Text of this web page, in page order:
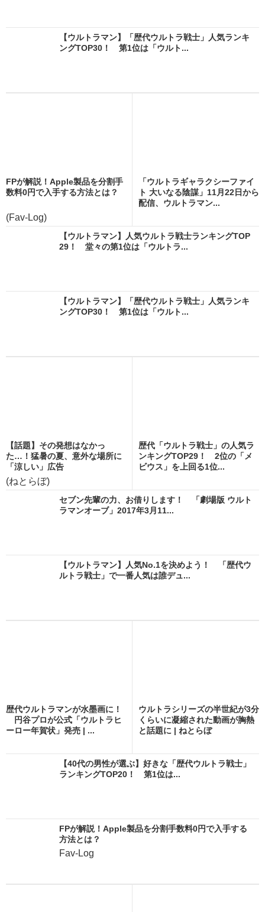
【ウルトラマン】「歴代ウルトラ戦士」人気ランキ
ングTOP30！ 第1位は「ウルト...
FPが解説！Apple製品を分割手
数料0円で入手する方法とは？
(Fav-Log)
「ウルトラギャラクシーファイ
ト 大いなる陰謀」11月22日から
配信、ウルトラマン...
【ウルトラマン】人気ウルトラ戦士ランキングTOP
29！ 堂々の第1位は「ウルトラ...
【ウルトラマン】「歴代ウルトラ戦士」人気ランキ
ングTOP30！ 第1位は「ウルト...
【話題】その発想はなかっ
た…！猛暑の夏、意外な場所に
「涼しい」広告
(ねとらぼ)
歴代「ウルトラ戦士」の人気ラ
ンキングTOP29！ 2位の「メ
ビウス」を上回る1位...
セブン先輩の力、お借りします！ 「劇場版 ウルト
ラマンオーブ」2017年3月11...
【ウルトラマン】人気No.1を決めよう！ 「歴代ウ
ルトラ戦士」で一番人気は誰デュ...
歴代ウルトラマンが水墨画に！
円谷プロが公式「ウルトラヒ
ーロー年賀状」発売 | ...
ウルトラシリーズの半世紀が3分
くらいに凝縮された動画が胸熱
と話題に | ねとらぼ
【40代の男性が選ぶ】好きな「歴代ウルトラ戦士」
ランキングTOP20！ 第1位は...
FPが解説！Apple製品を分割手数料0円で入手する
方法とは？
Fav-Log